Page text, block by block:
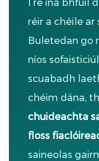
I ré ina bhfuil
réir a chéile ar
Buletedan go
níos
scuabadh
chéim dána,
chuideachta
floss
saineolas